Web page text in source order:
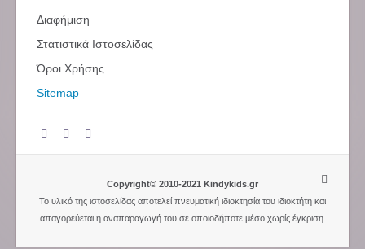
Διαφήμιση
Στατιστικά Ιστοσελίδας
Όροι Χρήσης
Sitemap
Copyright© 2010-2021 Kindykids.gr
Το υλικό της ιστοσελίδας αποτελεί πνευματική ιδιοκτησία του ιδιοκτήτη και
απαγορεύεται η αναπαραγωγή του σε οποιοδήποτε μέσο χωρίς έγκριση.